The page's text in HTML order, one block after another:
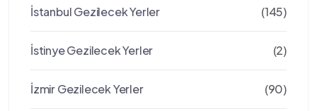
İstanbul Gezilecek Yerler (145)
İstinye Gezilecek Yerler (2)
İzmir Gezilecek Yerler (90)